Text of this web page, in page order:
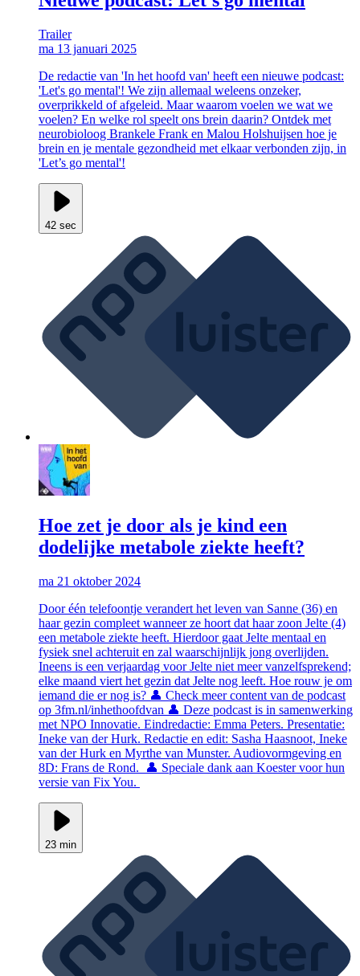
Trailer
ma 13 januari 2025
De redactie van 'In het hoofd van' heeft een nieuwe podcast:
'Let's go mental'! We zijn allemaal weleens onzeker,
overprikkeld of afgeleid. Maar waarom voelen we wat we
voelen? En welke rol speelt ons brein daarin? Ontdek met
neurobioloog Brankele Frank en Malou Holshuijsen hoe je
brein en je mentale gezondheid met elkaar verbonden zijn, in
'Let’s go mental'!
42 sec
Hoe zet je door als je kind een
dodelijke metabole ziekte heeft?
ma 21 oktober 2024
Door één telefoontje verandert het leven van Sanne (36) en
haar gezin compleet wanneer ze hoort dat haar zoon Jelte (4)
een metabole ziekte heeft. Hierdoor gaat Jelte mentaal en
fysiek snel achteruit en zal waarschijnlijk jong overlijden.
Ineens is een verjaardag voor Jelte niet meer vanzelfsprekend;
elke maand viert het gezin dat Jelte nog leeft. Hoe rouw je om
iemand die er nog is? 👤 Check meer content van de podcast
op 3fm.nl/inhethoofdvan 👤 Deze podcast is in samenwerking
met NPO Innovatie. Eindredactie: Emma Peters. Presentatie:
Ineke van der Hurk. Redactie en edit: Sasha Haasnoot, Ineke
van der Hurk en Myrthe van Munster. Audiovormgeving en
8D: Frans de Rond. 👤 Speciale dank aan Koester voor hun
versie van Fix You.
23 min